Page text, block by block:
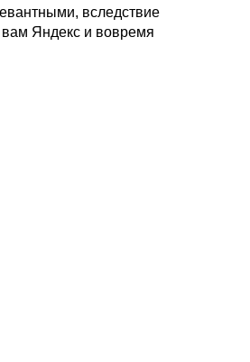
вследствие
Яндекс и вовремя